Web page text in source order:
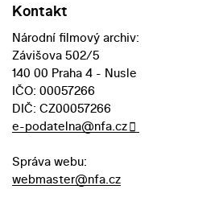
Kontakt
Národní filmový archiv:
Závišova 502/5
140 00 Praha 4 - Nusle
IČO: 00057266
DIČ: CZ00057266
e-podatelna@nfa.cz
Správa webu:
webmaster@nfa.cz